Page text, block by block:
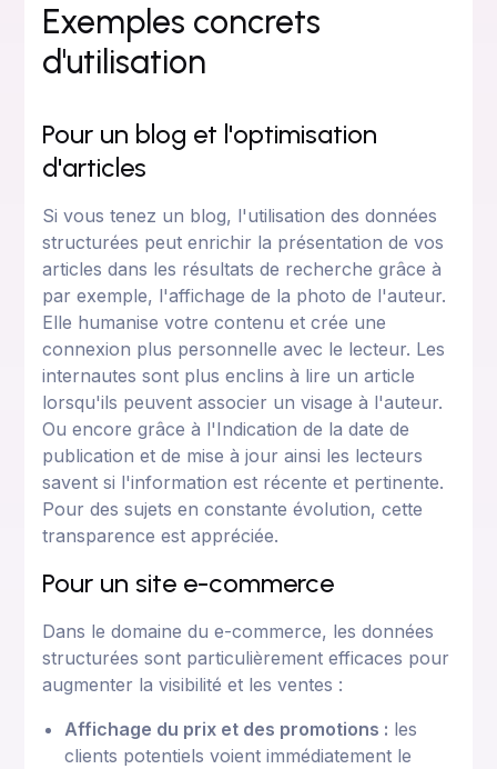
Exemples concrets
d'utilisation
Pour un blog et l'optimisation
d'articles
Si vous tenez un blog, l'utilisation des données
structurées peut enrichir la présentation de vos
articles dans les résultats de recherche grâce à
par exemple, l'affichage de la photo de l'auteur.
Elle humanise votre contenu et crée une
connexion plus personnelle avec le lecteur. Les
internautes sont plus enclins à lire un article
lorsqu'ils peuvent associer un visage à l'auteur.
Ou encore grâce à l'Indication de la date de
publication et de mise à jour ainsi les lecteurs
savent si l'information est récente et pertinente.
Pour des sujets en constante évolution, cette
transparence est appréciée.
Pour un site e-commerce
Dans le domaine du e-commerce, les données
structurées sont particulièrement efficaces pour
augmenter la visibilité et les ventes :
Affichage du prix et des promotions : les
clients potentiels voient immédiatement le